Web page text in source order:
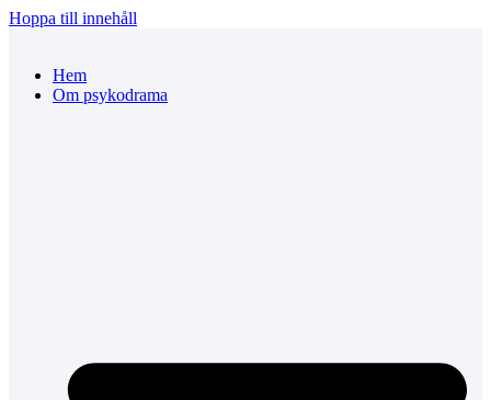
Hoppa till innehåll
Hem
Om psykodrama